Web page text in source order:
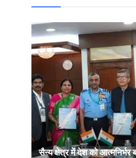
सैन्य क्षेत्र में देश को आत्मनिर्भर